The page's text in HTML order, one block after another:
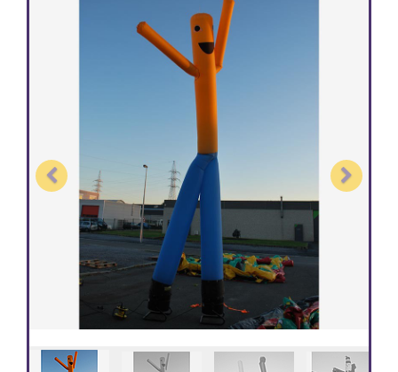
Previous Next